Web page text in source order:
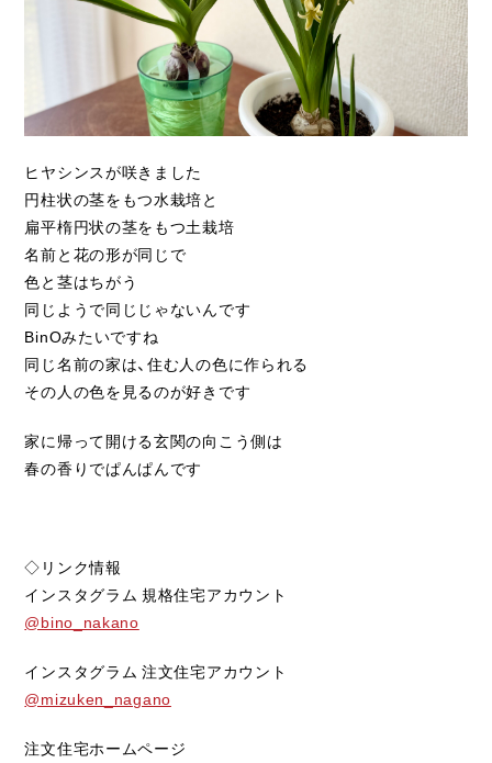
ブログ
会社概要
スタッフ紹介
採用情報
ヒヤシンスが咲きました
円柱状の茎をもつ水栽培と
扁平楕円状の茎をもつ土栽培
名前と花の形が同じで
色と茎はちがう
同じようで同じじゃないんです
BinOみたいですね
同じ名前の家は、住む人の色に作られる
その人の色を見るのが好きです
家に帰って開ける玄関の向こう側は
春の香りでぱんぱんです
◇リンク情報
インスタグラム 規格住宅アカウント
@bino_nakano
インスタグラム 注文住宅アカウント
@mizuken_nagano
注文住宅ホームページ